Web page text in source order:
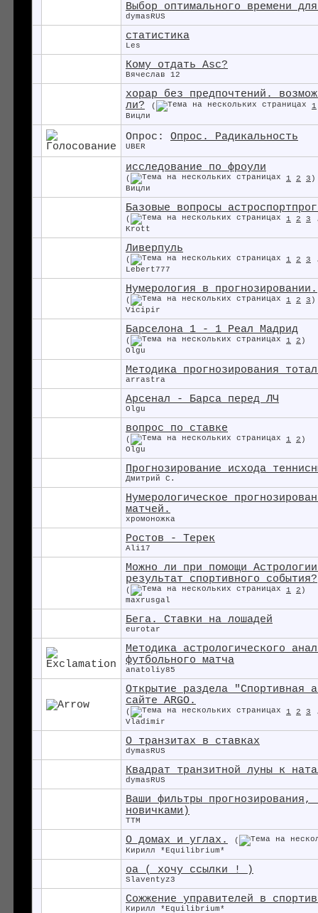
Выбор оптимального времени
dymasRUS
статистика
Les
Кому отдать Asc?
Вячеслав 12
хорар без предпочтений.
ли?
(
1
Вицли
Опрос: Опрос. Радикальность
UBER
исследование по фроули
( 1 2 3 )
Вицли
Базовые вопросы
( 1 2 3
Krott
Ливерпуль
( 1 2 3
Lebert777
Нумерология в прогнозировании.
( 1 2 3 )
Vicipir
Барселона 1 - 1 Реал Мадрид
( 1 2 )
Olgu
Методика прогнозирования
arrastra
Арсенал - Барса перед ЛЧ
Olgu
вопрос по ставке
( 1 2 )
Olgu
Прогнозирование исхода
Дмитрий С.
Нумерологическое
матчей.
хромоножка
Ростов - Терек
Ali17
Можно ли при помощи
результат спортивного события?
( 1 2 )
maxrusgal
Бега. Ставки на лошадей
eurotar
Методика астрологического
футбольного матча
anatoliy85
Открытие раздела "Спортивная
сайте ARGO.
( 1 2 3
Vladimir
О транзитах в ставках
dymasRUS
Квадрат транзитной луны к
dymasRUS
Ваши фильтры прогнозирования,
новичками)
TTM
О домах и углах.
(
Кирилл *Equilibrium*
оа ( хочу ссылки ! )
Slaventyz3
Сожжение управителей в
Кирилл *Equilibrium*